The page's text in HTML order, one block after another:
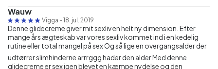
Wauw
Vigga - 18. jul. 2019
Denne glidecreme giver mit sexliv en helt ny dimension. Efter
mange års ægteskab var vores sexliv kommet ind i en kedelig
rutine eller total mangel på sex Og så lige en overgangsalder der
udtørrer slimhinderne arrrggg hader den alder Med denne
glidecreme er sex igen blevet en kæmpe nydelse og den